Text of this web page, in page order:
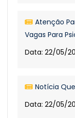
Atenção
Vagas Para
Data: 22/05/
Notícia
Data: 22/05/